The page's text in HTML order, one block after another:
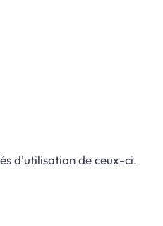
d'utilisation de ceux-ci.